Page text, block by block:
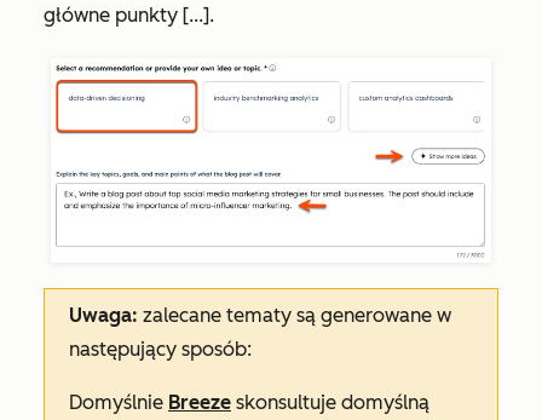
główne punkty [...].
Uwaga: zalecane tematy są generowane w
następujący sposób:
Domyślnie Breeze skonsultuje domyślną